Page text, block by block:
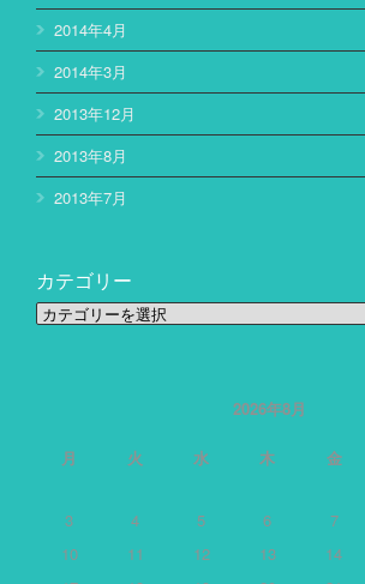
2014年4月
2014年3月
2013年12月
2013年8月
2013年7月
カテゴリー
カ
2026年8月
月 火 水 木 金
3
4 5 6 7
10
11 12 13 14